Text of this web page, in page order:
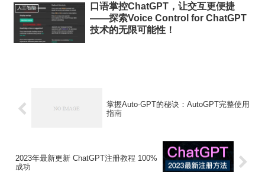
人工智能
口语掌控ChatGPT，让交互更便捷
——探索Voice Control for ChatGPT
技术的无限可能性！
掌握Auto-GPT的秘诀：AutoGPT完整使用
指南
2023年最新更新 ChatGPT注册教程 100%
成功